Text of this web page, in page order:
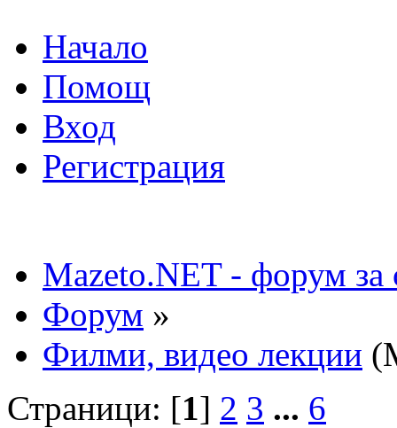
Начало
Помощ
Вход
Регистрация
Mazeto.NET - форум за
Форум »
Филми, видео лекции
Страници: [1] 2 3 ... 6